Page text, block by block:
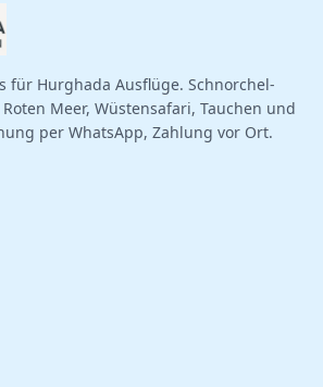
für Hurghada Ausflüge. Schnorchel-
Meer, Wüstensafari, Tauchen und
per WhatsApp, Zahlung vor Ort.